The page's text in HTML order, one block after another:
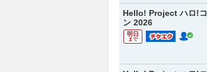
Hello! Project ハロ!コ
ン 2026
明日
まで